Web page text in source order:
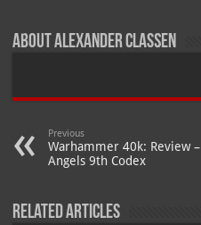
About Alexander Claßen
Previous
Warhammer 40k: Review
Angels 9th Codex
Related Articles